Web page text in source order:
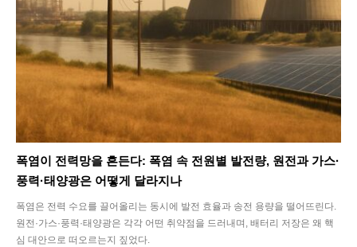
Life
Interview
Article
Tech
폭염이 전력망을 흔든다: 폭염 속 전원별 발전량, 원전과 가스·
풍력·태양광은 어떻게 달라지나
폭염은 전력 수요를 끌어올리는 동시에 발전 효율과 송전 용량을 떨어뜨린다.
원전·가스·풍력·태양광은 각각 어떤 취약점을 드러내며, 배터리 저장은 왜 핵
심 대안으로 떠오르는지 짚었다.